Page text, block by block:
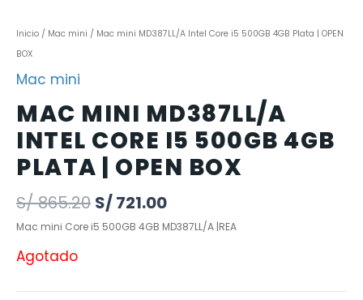
Inicio / Mac mini / Mac mini MD387LL/A Intel Core i5 500GB 4GB Plata | OPEN
BOX
Mac mini
MAC MINI MD387LL/A
INTEL CORE I5 500GB 4GB
PLATA | OPEN BOX
S/865.20 S/721.00
Mac mini Core i5 500GB 4GB MD387LL/A |REA
Agotado